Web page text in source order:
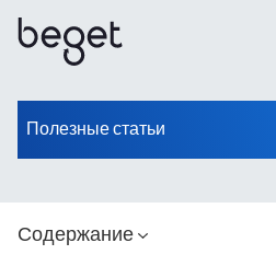
Полезные статьи
Содержание